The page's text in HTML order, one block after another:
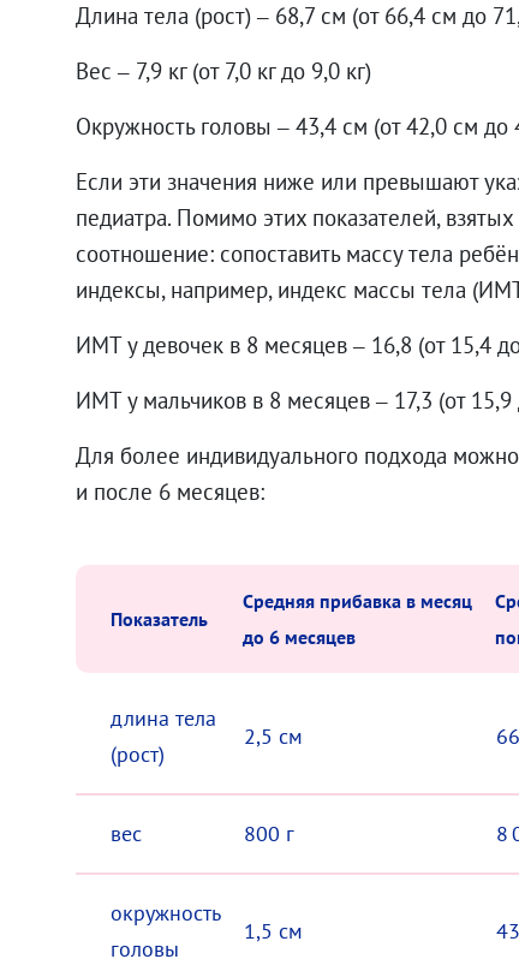
Длина тела (рост) – 68,7 см (от 66,4 см до
Вес – 7,9 кг (от 7,0 кг до 9,0 кг)
Окружность головы – 43,4 см (от 42,0 см до
Если эти значения ниже или превышают
педиатра. Помимо этих показателей,
соотношение: сопоставить массу тела
индексы, например, индекс массы тела
ИМТ у девочек в 8 месяцев – 16,8 (от 15,4
ИМТ у мальчиков в 8 месяцев – 17,3 (от 15,9
Для более индивидуального подхода
и после 6 месяцев:
Показатель
Средняя прибавка в месяц
до 6 месяцев
длина тела
(рост)
2,5 см
вес 800 г 8
окружность
головы
1,5 см